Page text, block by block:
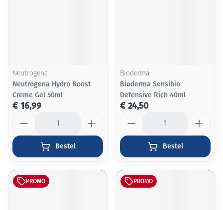
Neutrogena
Neutrogena Hydro Boost
Creme Gel 50ml
€ 16,99
Bestel
Bioderma
Bioderma Sensibio
Defensive Rich 40ml
€ 24,50
Bestel
PROMO PROMO